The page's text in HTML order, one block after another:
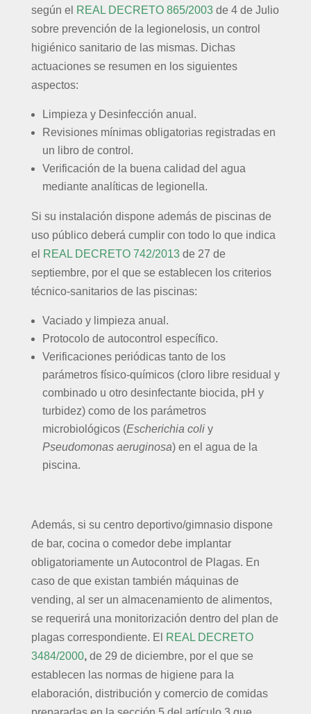
según el
REAL DECRETO 865/2003de 4 de Julio
sobre prevención de la legionelosis, un control
higiénico sanitario de las mismas. Dichas
actuaciones se resumen en los siguientes
aspectos:
Limpieza y Desinfección anual.
Revisiones mínimas obligatorias registradas en
un libro de control.
Verificación de la buena calidad del agua
mediante analíticas de legionella.
Si su instalación dispone además de piscinas de
uso público deberá cumplir con todo lo que indica
el
REAL DECRETO 742/2013de 27 de
septiembre, por el que se establecen los criterios
técnico-sanitarios de las piscinas:
Vaciado y limpieza anual.
Protocolo de autocontrol específico.
Verificaciones periódicas tanto de los
parámetros físico-químicos (cloro libre residual y
combinado u otro desinfectante biocida, pH y
turbidez) como de los parámetros
microbiológicos (Escherichia coliy
Pseudomonas aeruginosa) en el agua de la
piscina.
Además, si su centro deportivo/gimnasio dispone
de bar, cocina o comedor debe implantar
obligatoriamente un Autocontrol de Plagas. En
caso de que existan también máquinas de
vending, al ser un almacenamiento de alimentos,
se requerirá una monitorización dentro del plan de
plagas correspondiente. El
REAL DECRETO
3484/2000,de 29 de diciembre, por el que se
establecen las normas de higiene para la
elaboración, distribución y comercio de comidas